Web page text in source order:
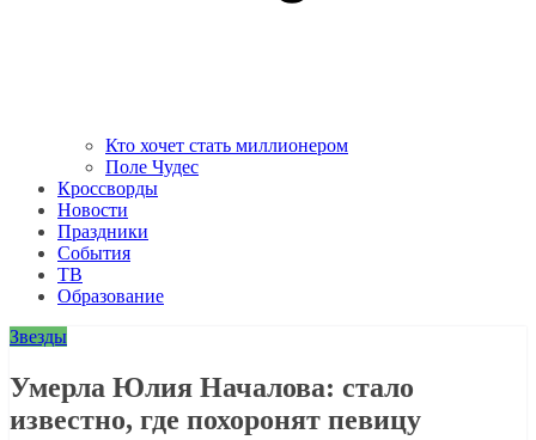
Кто хочет стать миллионером
Поле Чудес
Кроссворды
Новости
Праздники
События
ТВ
Образование
Звезды
Умерла Юлия Началова: стало
известно, где похоронят певицу